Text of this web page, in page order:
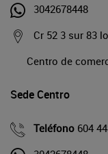
3042678448
Cr 52 3 sur 83
Centro de
Sede Centro
Teléfono 604